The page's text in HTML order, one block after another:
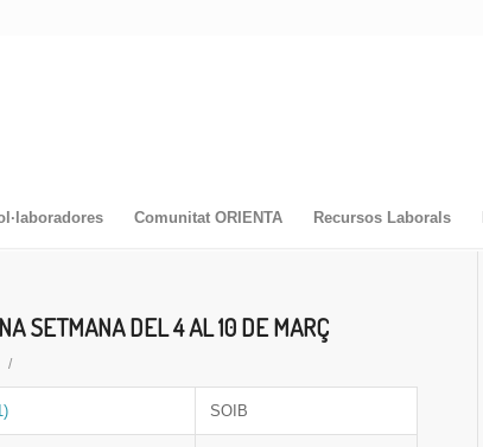
Comunitat ORIENTA Recursos Laborals
SETMANA DEL 4 AL 10 DE MARÇ
/
SOIB